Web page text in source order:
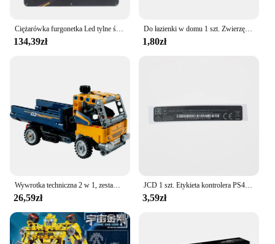
Ciężarówka furgonetka Led tylne światło światła ostrzegawcze wodoodporne tylna lampa tylne światło Stop Reverse dla przyczep kempingowych Ute Campers
134,39zł
Do łazienki w domu 1 szt. Zwierzę łatwe dozownik pasty do zębów plastikowy ząb pasty pasta do zębów wyciskarka uchwyt do toczenia Cocina
1,80zł
Wywrotka techniczna 2 w 1, zestaw klocków konstrukcyjnych, zabawka inżynieryjna, budowalny pojazd budowlany lub model koparki
26,59zł
JCD 1 szt. Etykieta kontrolera PS4 obudowa Slim, czarny tylna naklejka uszczelki-wykonane w Chinach
3,59zł